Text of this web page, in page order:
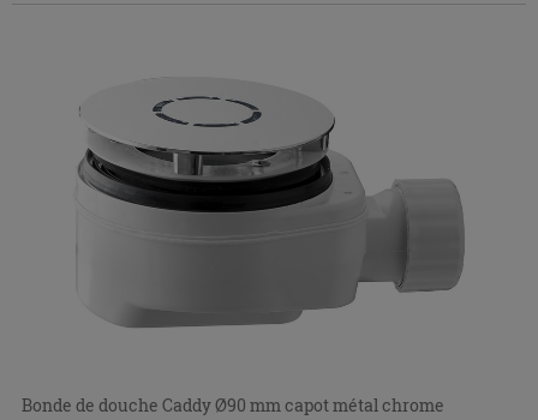
Bonde de douche Caddy Ø90 mm capot métal chrome